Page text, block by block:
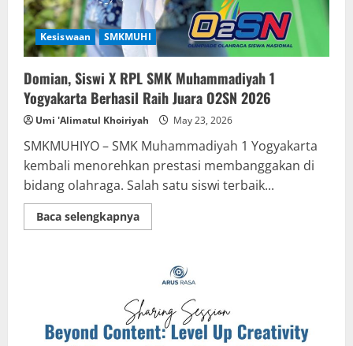
Kesiswaan SMKMUHI
Domian, Siswi X RPL SMK Muhammadiyah 1
Yogyakarta Berhasil Raih Juara O2SN 2026
Umi 'Alimatul Khoiriyah May 23, 2026
SMKMUHIYO – SMK Muhammadiyah 1 Yogyakarta
kembali menorehkan prestasi membanggakan di
bidang olahraga. Salah satu siswi terbaik...
Baca selengkapnyaRead
more
Muhammadiyah
1
Yogyakarta
Berhasil